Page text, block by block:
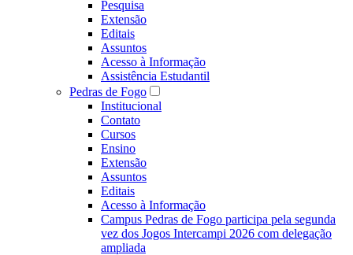
Pesquisa
Extensão
Editais
Assuntos
Acesso à Informação
Assistência Estudantil
Pedras de Fogo
Institucional
Contato
Cursos
Ensino
Extensão
Assuntos
Editais
Acesso à Informação
Campus Pedras de Fogo participa pela segunda
vez dos Jogos Intercampi 2026 com delegação
ampliada